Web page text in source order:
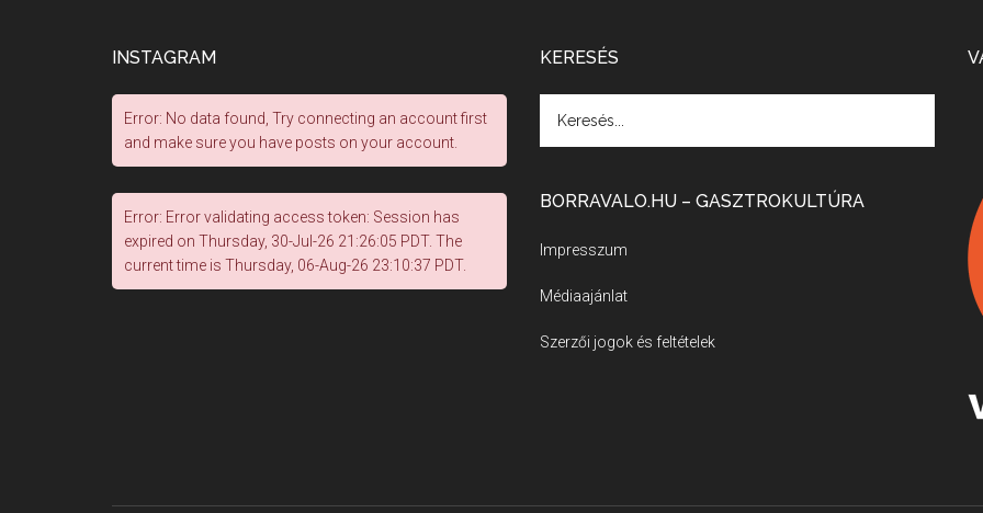
INSTAGRAM
Error: No data found, Try connecting an account first
and make sure you have posts on your account.
Error: Error validating access token: Session has
expired on Thursday, 30-Jul-26 21:26:05 PDT. The
current time is Thursday, 06-Aug-26 23:10:37 PDT.
KERESÉS
BORRAVALO.HU – GASZTROKULTÚRA
Impresszum
Médiaajánlat
Szerzői jogok és feltételek